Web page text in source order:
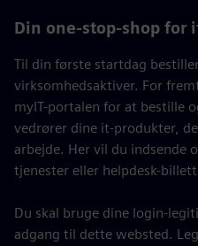
Din one-stop-shop for
Til din første startdag
virksomhedsaktiver. For
myIT-portalen for at bestille
vedrører dine it-produkter,
arbejde. Her vil du indsende
tjenester eller helpdesk-
Du skal bruge dine login-
adgang til dette websted.